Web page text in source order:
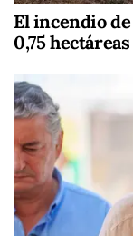
El incendio de
0,75